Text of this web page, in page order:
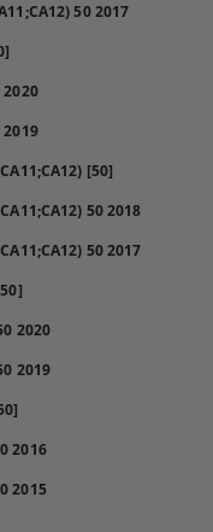
50 2017
2020
2019
[50]
50 2018
50 2017
2020
2019
2016
2015